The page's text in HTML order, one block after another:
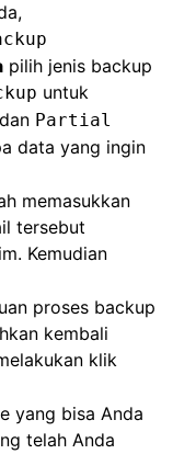
pilih jenis backup
untuk
Partial
data yang ingin
memasukkan
tersebut
Kemudian
proses backup
kembali
klik
yang bisa Anda
telah Anda